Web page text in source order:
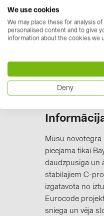
03-
Mūsu novotegra
pieejama tikai
daudzpusīga un
stabilajiem C-
izgatavota no
Eurocode
sniega un vēja
We use cookies
We may place these for analysis
personalised content and to give
information about the cookies we
Deny